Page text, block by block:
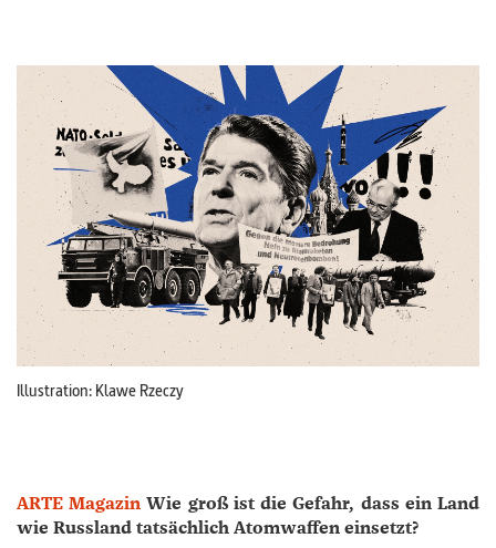
Illustration: Klawe Rzeczy
ARTE Magazin Wie groß ist die Gefahr, dass ein Land
wie Russland tatsächlich Atomwaffen einsetzt?